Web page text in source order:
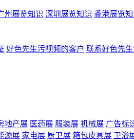
州展览知识 深圳展览知识 香港展览
好色先生污视频的客户 联系好色先
地产展 医药展 服装展 机械展 广告标
源展 家电展 厨卫展 箱包皮具展 卫浴